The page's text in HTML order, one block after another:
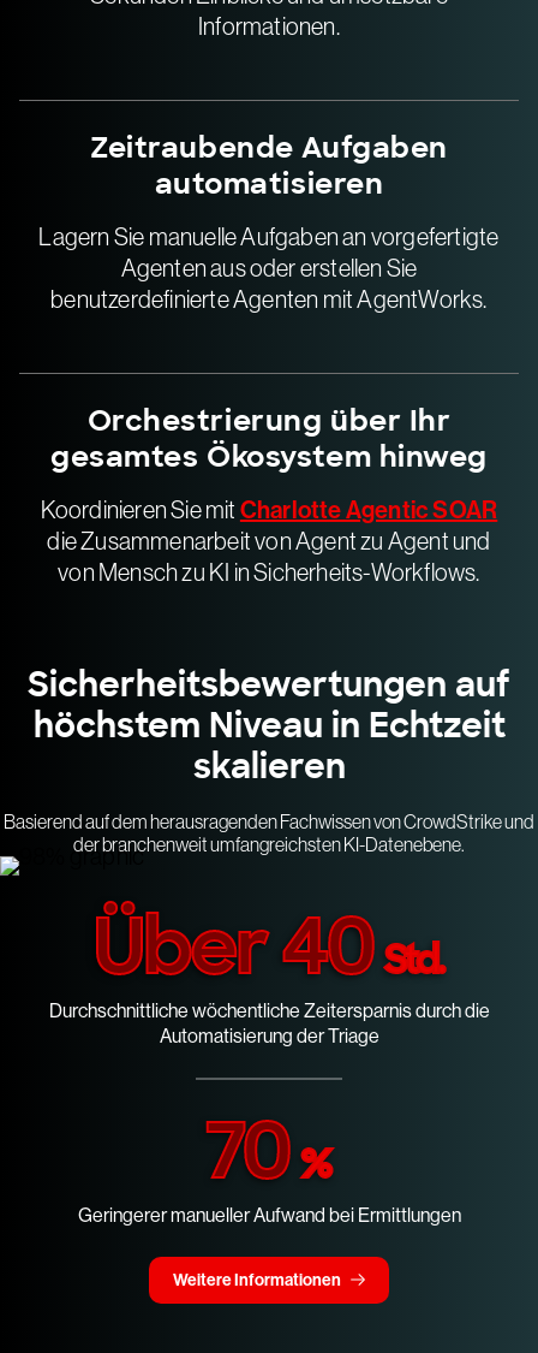
Informationen.
Zeitraubende Aufgaben
automatisieren
Lagern Sie manuelle Aufgaben an vorgefertigte
Agenten aus oder erstellen Sie
benutzerdefinierte Agenten mit AgentWorks.
Orchestrierung über Ihr
gesamtes Ökosystem hinweg
Koordinieren Sie mit Charlotte Agentic SOAR
die Zusammenarbeit von Agent zu Agent und
von Mensch zu KI in Sicherheits-Workflows.
Sicherheitsbewertungen auf
höchstem Niveau in Echtzeit
skalieren
Basierend auf dem herausragenden Fachwissen von CrowdStrike und
der branchenweit umfangreichsten KI-Datenebene.
Über 40Std.
Durchschnittliche wöchentliche Zeitersparnis durch die
Automatisierung der Triage
70%
Geringerer manueller Aufwand bei Ermittlungen
Weitere Informationen